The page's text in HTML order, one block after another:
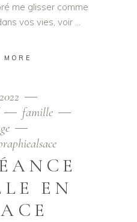
me glisser comme
vos vies, voir
MORE
famille
EN